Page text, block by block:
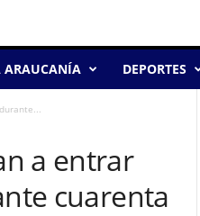
ARAUCANÍA DEPORTES
a entrar
cuarenta